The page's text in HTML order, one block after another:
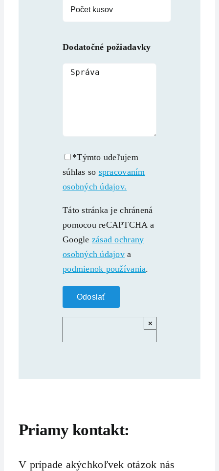
Dodatočné požiadavky
*Týmto udeľujem
súhlas so spracovaním
osobných údajov.
Táto stránka je chránená
pomocou reCAPTCHA a
Google zásad ochrany
osobných údajov a
podmienok používania.
×
Priamy kontakt:
V prípade akýchkoľvek otázok nás